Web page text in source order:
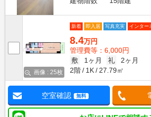
画像 : 25枚
新着 即入居 写真充実 インター
8.4万円
管理費等：6,000円
敷
1ヶ月 礼
2ヶ月
2階
1K 27.79㎡
空室確認 無料